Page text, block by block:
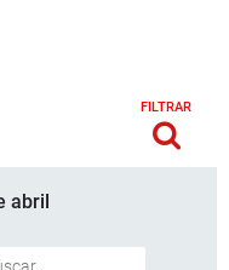
FILTRAR
abril